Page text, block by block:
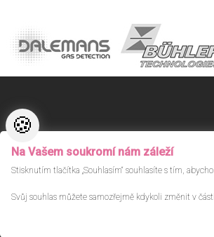
© Proxitech s.r.o. 2026.
🍪
Na Vašem soukromí nám záleží
Stisknutím tlačítka „Souhlasím“ souhlasíte s tím,
Svůj souhlas můžete samozřejmě kdykoli změnit v části